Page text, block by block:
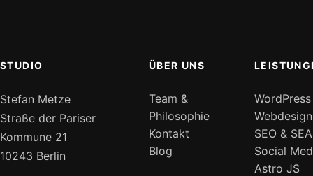
STUDIO
Stefan Metze
Straße der Pariser
Kommune 21
10243 Berlin
ÜBER UNS
Team &
Philosophie
Kontakt
Blog
WordPress
Webdesign
SEO & SEA
Social
Astro JS